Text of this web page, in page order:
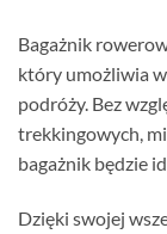
Bagażnik
który umożliwia
podróży. Bez
trekkingowych,
bagażnik będzie
Dzięki swojej